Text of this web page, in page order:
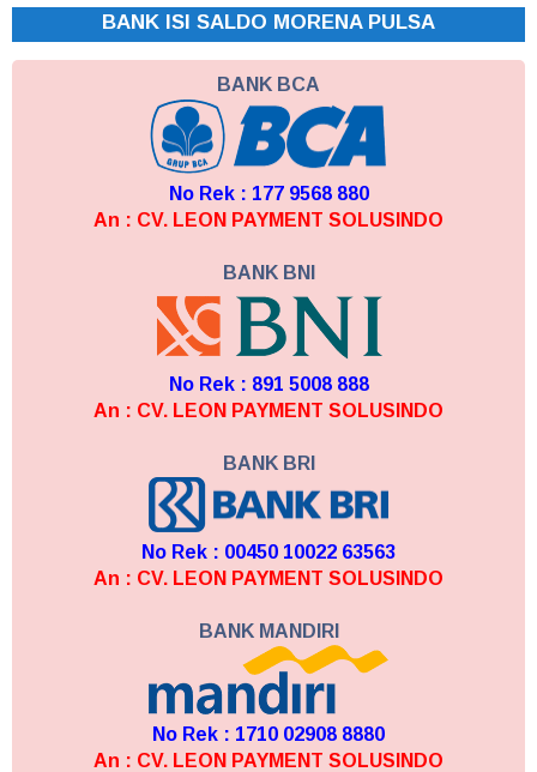
BANK ISI SALDO MORENA PULSA
BANK BCA
No Rek : 177 9568 880
An : CV. LEON PAYMENT SOLUSINDO
BANK BNI
No Rek : 891 5008 888
An : CV. LEON PAYMENT SOLUSINDO
BANK BRI
No Rek : 00450 10022 63563
An : CV. LEON PAYMENT SOLUSINDO
BANK MANDIRI
No Rek : 1710 02908 8880
An : CV. LEON PAYMENT SOLUSINDO